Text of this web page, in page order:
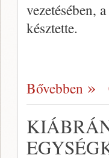
vezetésében,
késztette.
Bővebben